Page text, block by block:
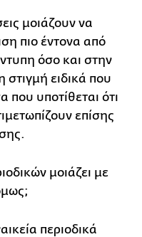
μοιάζουν να
πιο έντονα από
όσο και στην
ειδικά που
υποτίθεται ότι
επίσης
μοιάζει με
περιοδικά